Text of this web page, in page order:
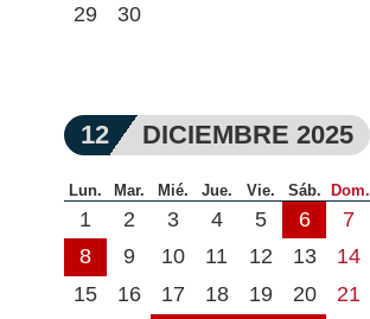
29
30
12 DICIEMBRE 2025
Lun. Mar. Mié. Jue. Vie. Sáb. Dom.
1 2 3 4 5 6
7
8
9 10 11 12 13
14
15
16 17 18 19 20
21